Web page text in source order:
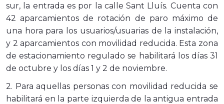
sur, la entrada es por la calle Sant Lluís. Cuenta con
42 aparcamientos de rotación de paro máximo de
una hora para los usuarios/usuarias de la instalación,
y 2 aparcamientos con movilidad reducida. Esta zona
de estacionamiento regulado se habilitará los días 31
de octubre y los días 1 y 2 de noviembre.
2. Para aquellas personas con movilidad reducida se
habilitará en la parte izquierda de la antigua entrada